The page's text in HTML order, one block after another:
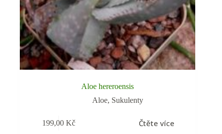
Aloe hereroensis
Aloe, Sukulenty
199,00Kč Čtěte více